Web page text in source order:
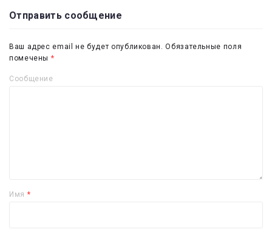
Отправить сообщение
Ваш адрес email не будет опубликован. Обязательные поля
помечены *
Сообщение
Имя *